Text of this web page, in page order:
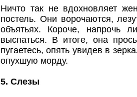
Ничто так не вдохновляет
постель. Они ворочаются,
объятьях. Короче, напрочь
выспаться. В итоге, она
пугаетесь, опять увидев в
опухшую морду.
5. Слезы